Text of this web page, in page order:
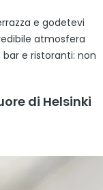
e godetevi
atmosfera
e ristoranti: non
di Helsinki